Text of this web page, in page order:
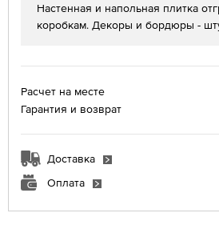
Настенная и напольная плитка
коробкам. Декоры и бордюры -
Расчет на месте
Гарантия и возврат
Доставка
Оплата